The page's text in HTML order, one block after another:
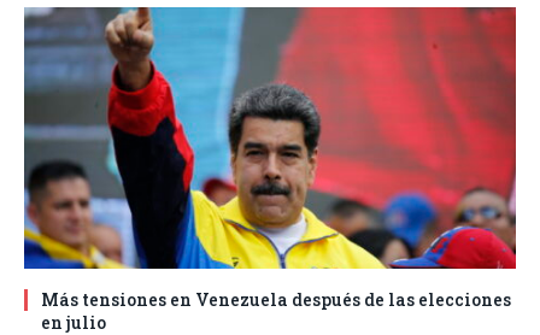
Más tensiones en Venezuela después de las elecciones
en julio